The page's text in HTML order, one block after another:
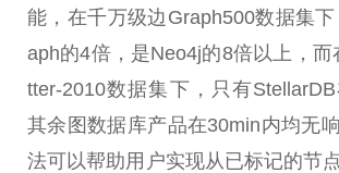
能，在千万级边Graph500数据集
aph的4倍，是Neo4j的8倍以上，而
tter-2010数据集下，只有StellarDB
其余图数据库产品在30min内均无
法可以帮助用户实现从已标记的节